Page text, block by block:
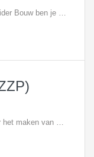
Als calculator ben je verantwoordelijk voor het maken van optimale kostprijsramingen en -berekeningen. Je maakt zelfstandig keuzes ten aanzien van onder andere aannames, werkmethodes en -normen, offertes en voorstellen. Tevens geef je alternatieven die je nader toelicht. Jij bent als aanspreekpunt verbonden aan verschillende projecten van inschrijfbegroting tot eindcalculatie. Vanuit deze rol kan je bij deze aannemer snel doorgroeien naar een functie als kostendeskundige.